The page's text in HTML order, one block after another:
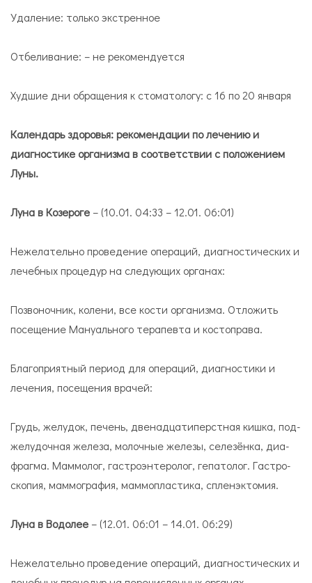
Удаление: только экстренное
Отбеливание: – не рекомендуется
Худшие дни обращения к стоматологу: с 16 по 20 января
Календарь здоровья: рекомендации по лечению и
диагностике организма в соответствии с положением
Луны.
Луна в Козероге – (10.01. 04:33 – 12.01. 06:01)
Нежелательно проведение операций, диагностических и
лечебных процедур на следующих органах:
По­зво­ноч­ник, ко­ле­ни, все ко­сти ор­га­низ­ма. Отложить
посещение Ма­ну­аль­ного те­ра­певта и ко­сто­права.
Благоприятный период для операций, диагностики и
лечения, посещения врачей:
Грудь, же­лу­док, пе­чень, две­на­дца­ти­перст­ная киш­ка, под­
же­лу­доч­ная же­ле­за, мо­лоч­ные же­ле­зы, се­ле­зён­ка, диа­
фраг­ма. Мам­мо­лог, га­стро­эн­те­ро­лог, ге­па­то­лог. Га­стро­
ско­пия, мам­мо­гра­фия, мам­мо­пла­сти­ка, спле­нэк­то­мия.
Луна в Водолее – (12.01. 06:01 – 14.01. 06:29)
Нежелательно проведение операций, диагностических и